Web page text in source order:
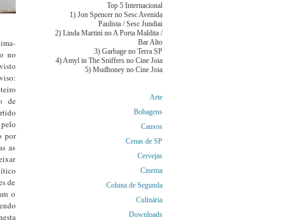
no
de
por
as
de
o
Top 5 Internacional
1) Jon Spencer no Sesc Avenida
Paulista / Sesc Jundiai
2) Linda Martini no A Porta Maldita /
Bar Alto
3) Garbage no Terra SP
4) Amyl in The Sniffers no Cine Joia
5) Mudhoney no Cine Joia
Arte
Bobagens
Causos
Cenas de SP
Cervejas
Cinema
Coluna de Segunda
Culinária
Downloads